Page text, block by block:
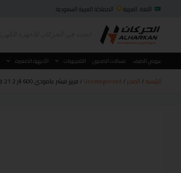
اللغة: العربية المملكة العربية السعودية
عروض الصيف غسالات الصحون التلفزيونات الأجهزة الصغيرة
الرئيسية/ المتجر /
Uncategorized / فريزر فيشر عامودي 600 لتر 21.2 قدم ستيل انفرتر موديل FURFS-800HIS